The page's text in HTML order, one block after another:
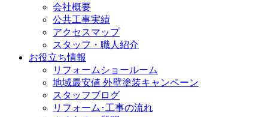
会社概要
公共工事実績
アクセスマップ
スタッフ・職人紹介
お役立ち情報
リフォームショールーム
地域最安値 外壁塗装キャンペーン
スタッフブログ
リフォーム･工事の流れ